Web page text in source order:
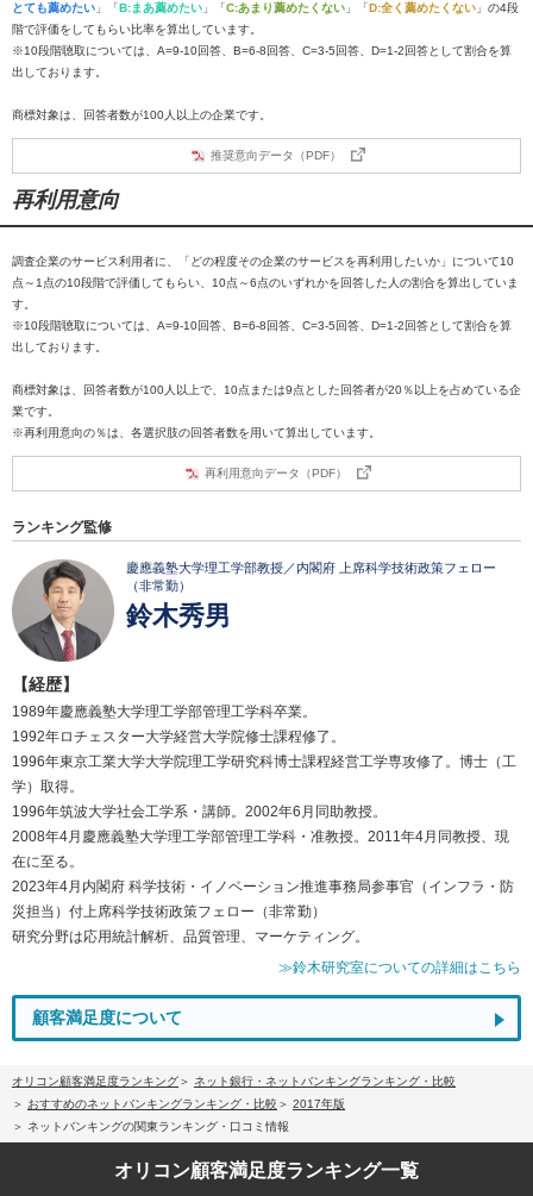
とても薦めたい 」「B:まあ薦めたい 」「C:あまり薦めたくない 」「D:全く薦めたくない 」の4段
階で評価をしてもらい比率を算出しています。
※10段階聴取については、A=9-10回答、B=6-8回答、C=3-5回答、D=1-2回答として割合を算
出しております。
商標対象は、回答者数が100人以上の企業です。
推奨意向データ（PDF）
再利用意向
調査企業のサービス利用者に、「どの程度その企業のサービスを再利用したいか」について10
点～1点の10段階で評価してもらい、10点～6点のいずれかを回答した人の割合を算出していま
す。
※10段階聴取については、A=9-10回答、B=6-8回答、C=3-5回答、D=1-2回答として割合を算
出しております。
商標対象は、回答者数が100人以上で、10点または9点とした回答者が20％以上を占めている企
業です。
※再利用意向の％は、各選択肢の回答者数を用いて算出しています。
再利用意向データ（PDF）
ランキング監修
慶應義塾大学理工学部教授／内閣府 上席科学技術政策フェロー
（非常勤）
鈴木秀男
【経歴】
1989年慶應義塾大学理工学部管理工学科卒業。
1992年ロチェスター大学経営大学院修士課程修了。
1996年東京工業大学大学院理工学研究科博士課程経営工学専攻修了。博士（工
学）取得。
1996年筑波大学社会工学系・講師。2002年6月同助教授。
2008年4月慶應義塾大学理工学部管理工学科・准教授。2011年4月同教授、現
在に至る。
2023年4月内閣府 科学技術・イノベーション推進事務局参事官（インフラ・防
災担当）付上席科学技術政策フェロー（非常勤）
研究分野は応用統計解析、品質管理、マーケティング。
≫鈴木研究室についての詳細はこちら
顧客満足度について
オリコン顧客満足度ランキング
ネット銀行・ネットバンキングランキング・比較
おすすめのネットバンキングランキング・比較
2017年版
ネットバンキングの関東ランキング・口コミ情報
オリコン顧客満足度ランキング一覧